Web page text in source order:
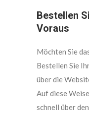
Bestellen
Voraus
Möchten Sie
Bestellen Sie
über die
Auf diese
schnell über